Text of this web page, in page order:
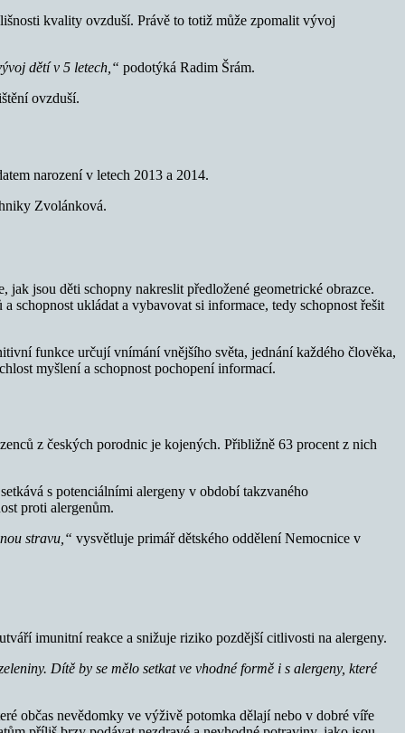
kvality ovzduší. Právě to totiž může zpomalit vývoj
dětí v 5 letech,“ podotýká Radim Šrám.
ovzduší.
narození v letech 2013 a 2014.
Zvolánková.
jsou děti schopny nakreslit předložené geometrické obrazce.
schopnost ukládat a vybavovat si informace, tedy schopnost řešit
funkce určují vnímání vnějšího světa, jednání každého člověka,
myšlení a schopnost pochopení informací.
z českých porodnic je kojených. Přibližně 63 procent z nich
s potenciálními alergeny v období takzvaného
proti alergenům.
stravu,“ vysvětluje primář dětského oddělení Nemocnice v
imunitní reakce a snižuje riziko pozdější citlivosti na alergeny.
Dítě by se mělo setkat ve vhodné formě i s alergeny, které
občas nevědomky ve výživě potomka dělají nebo v dobré víře